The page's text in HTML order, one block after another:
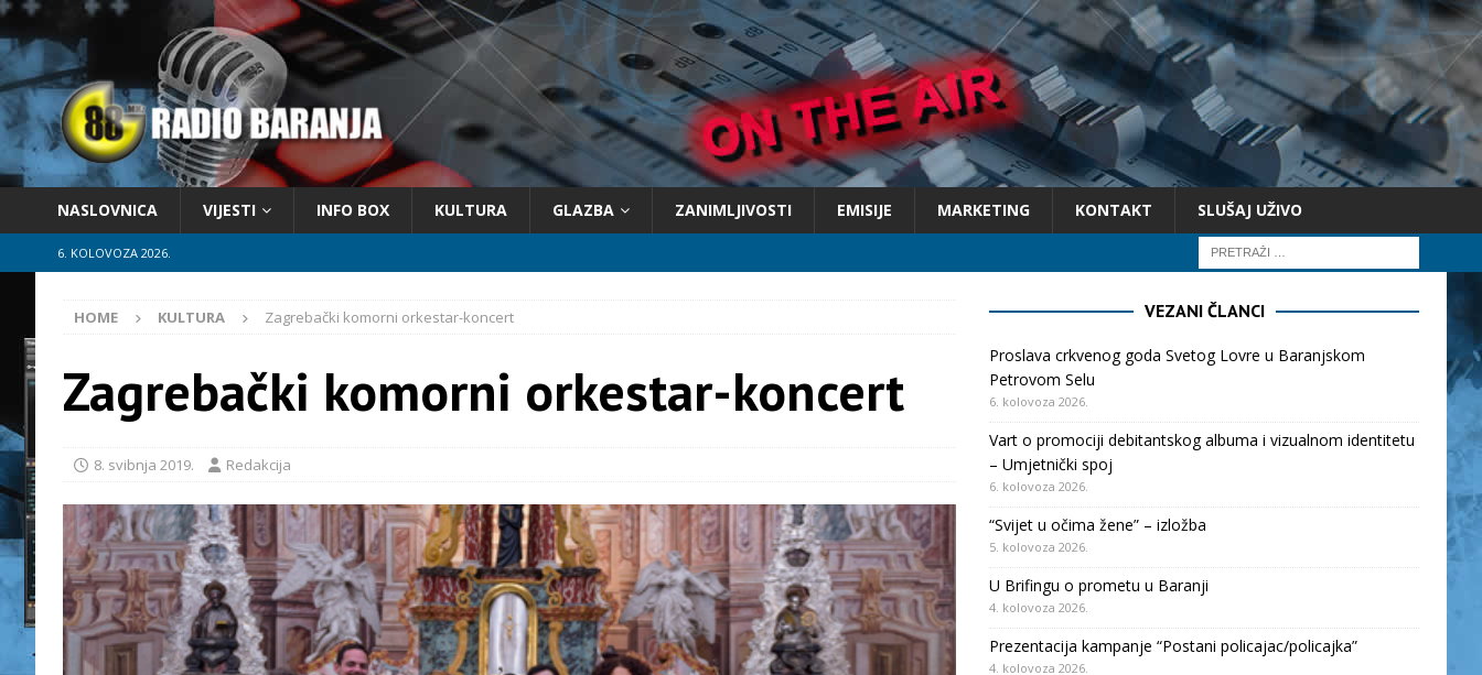
NASLOVNICA VIJESTI INFO BOX KULTURA GLAZBA ZANIMLJIVOSTI EMISIJE MARKETING KONTAKT SLUŠAJ UŽIVO
6. KOLOVOZA 2026.
HOME KULTURA Zagrebački komorni orkestar-koncert
Zagrebački komorni orkestar-koncert
8. svibnja 2019. Redakcija
VEZANI ČLANCI
Proslava crkvenog goda Svetog Lovre u Baranjskom
Petrovom Selu
6. kolovoza 2026.
Vart o promociji debitantskog albuma i vizualnom identitetu
– Umjetnički spoj
6. kolovoza 2026.
“Svijet u očima žene” – izložba
5. kolovoza 2026.
U Brifingu o prometu u Baranji
4. kolovoza 2026.
Prezentacija kampanje “Postani policajac/policajka”
4. kolovoza 2026.